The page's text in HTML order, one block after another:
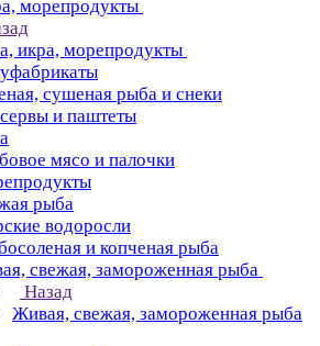
морепродукты
икра, морепродукты
сушеная рыба и снеки
и паштеты
мясо и палочки
рыба
водоросли
и копченая рыба
свежая, замороженная рыба
Назад
Живая, свежая, замороженная рыба